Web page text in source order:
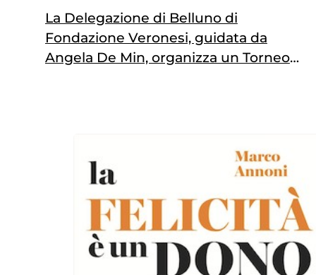
La Delegazione di Belluno di
Fondazione Veronesi, guidata da
Angela De Min, organizza un Torneo
Rossa, Ponte nelle Alpi, in provincia
di Belluno. I fondi raccolti
contribuiranno alla gestione della
piattaforma…